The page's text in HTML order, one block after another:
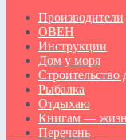
Производители
ОВЕН
Инструкции
Дом у моря
Строительство
Рыбалка
Отдыхаю
Книгам —
Перечень